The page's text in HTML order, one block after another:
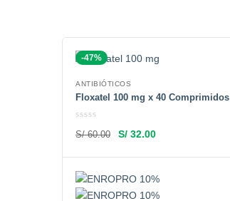
-47%
ANTIBIÓTICOS
Floxatel 100 mg x 40 Comprimidos
S/60.00 S/ 32.00